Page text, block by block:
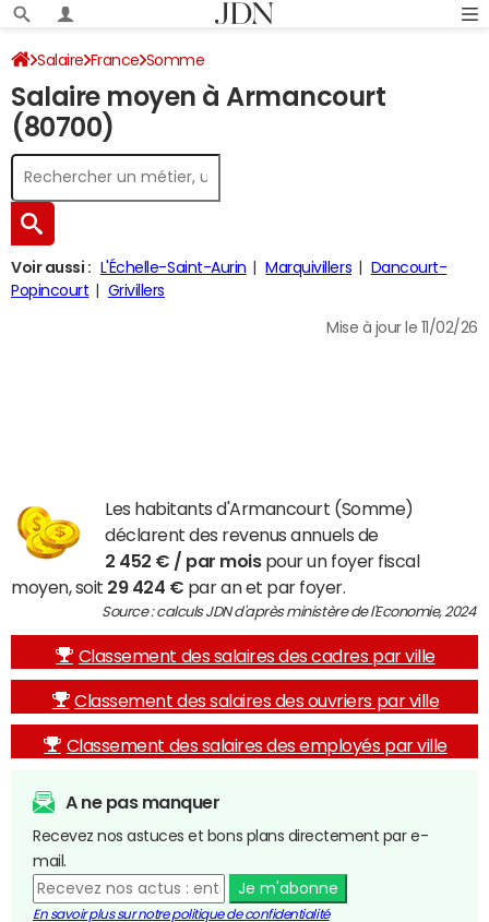
Salaire France Somme
Salaire moyen à Armancourt
(80700)
Voir aussi : L'Échelle-Saint-Aurin Marquivillers
Dancourt-
Popincourt
Grivillers
Mise à jour le 11/02/26
Les habitants d'Armancourt (Somme)
déclarent des revenus annuels de
2 452 € / par moispour un foyer fiscal
moyen, soit 29 424 € par an et par foyer.
Source : calculs JDN d'après ministère de l'Economie, 2024
Classement des salaires des cadres par ville
Classement des salaires des ouvriers par ville
Classement des salaires des employés par ville
A ne pas manquer
Recevez nos astuces et bons plans directement par e-
mail.
Je m'abonne
En savoir plus sur notre politique de confidentialité